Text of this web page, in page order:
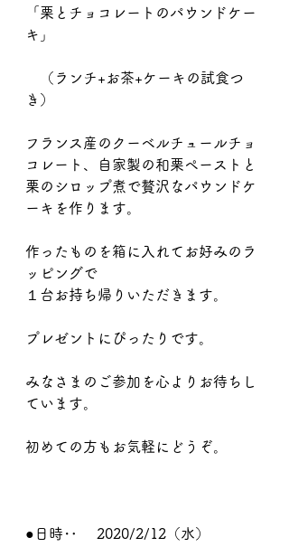
「栗とチョコレートのパウンドケー
キ」
（ランチ+お茶+ケーキの試食つ
き）
フランス産のクーベルチュールチョ
コレート、自家製の和栗ペーストと
栗のシロップ煮で贅沢なパウンドケ
ーキを作ります。
作ったものを箱に入れてお好みのラ
ッピングで
１台お持ち帰りいただきます。
プレゼントにぴったりです。
みなさまのご参加を心よりお待ちし
ています。
初めての方もお気軽にどうぞ。
●日時‥ 　2020/2/12（水）